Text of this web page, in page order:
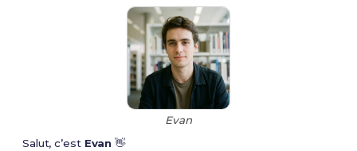
Evan
Salut, c’est Evan 👋